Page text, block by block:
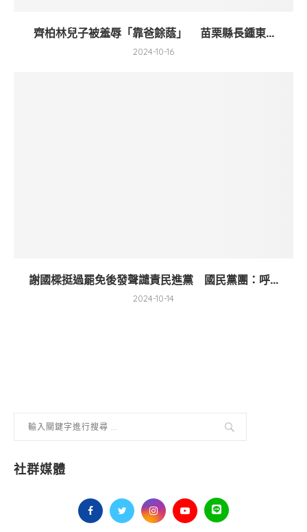
齊柏林兒子被羞辱「靠爸餘蔭」 苗栗縣長鍾東...
2024-10-16
謝國樑挺過罷免後發聲譴責民進黨 國民黨團：呼...
2024-10-14
社群媒體